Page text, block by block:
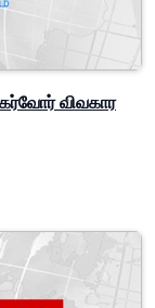
ஓடும் மோட்டார்